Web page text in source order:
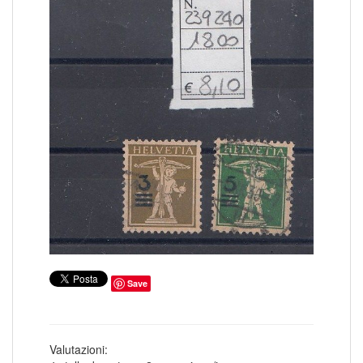
COLONIE ITALIANE ISOLE EGEO SCARPANTO
COLONIE ITALIANE ISOLE EGEO SIMI 19
COLONIE ITALIANE ISOLE EGEO STAMPALIA 28
COLONIE ITALIANE LA CANEA
COLONIE ITALIANE LIBIA 41
COLONIE ITALIANE LITTORALE SLOVENO 2
COLONIE ITALIANE LUBIANA 2
COLONIE ITALIANE MEF
COLONIE ITALIANE MONTENEGRO
COLONIE ITALIANE OCCUPAZIONE FIUME
COLONIE ITALIANE OLTRE GIUBA 30
COLONIE ITALIANE PECHINO 1
COLONIE ITALIANE SASENO 10
COLONIE ITALIANE SMIRNE 1
COLONIE ITALIANE SOMALIA 185
COLONIE ITALIANE TIENTSIN 1
COLONIE ITALIANE TRIPOLI DI BARBERIA 1
COLONIE ITALIANE TRIPOLITANIA 98
COLONIE ITALIANE ZARA 2
COLONIE ITALIANE ZONA FIUMANO KUPA
CORPO POLACCO 18
EUROPA CEPT 1958
Save
Valutazioni: